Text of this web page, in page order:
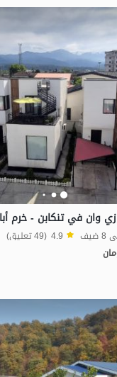
وان في تنكابن - خرم
4.9 (49 تعليق)